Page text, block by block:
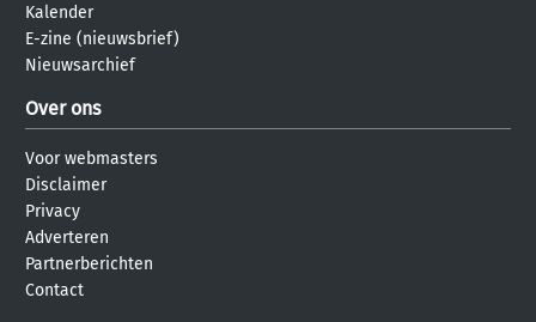
Kalender
E-zine (nieuwsbrief)
Nieuwsarchief
Over ons
Voor webmasters
Disclaimer
Privacy
Adverteren
Partnerberichten
Contact